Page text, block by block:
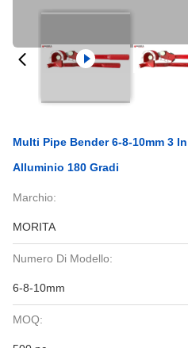
Multi Pipe Bender 6-8-10mm 3
Alluminio 180 Gradi
Marchio:
MORITA
Numero Di Modello:
6-8-10mm
MOQ: